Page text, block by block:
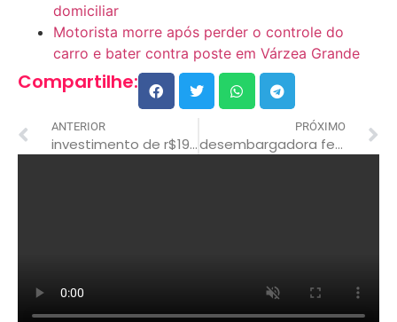
domiciliar
Motorista morre após perder o controle do
carro e bater contra poste em Várzea Grande
Compartilhe:
ANTERIOR
investimento de r$19,5 milhões: alunos da rede estadual vão receber kits de material escolar para o ano letivo de 2022
PRÓXIMO
desembargadora federal revoga afastamento e secretários podem voltar aos cargos